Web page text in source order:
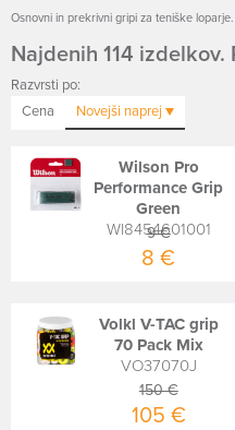
Osnovni in prekrivni gripi za teniške loparje.
Najdenih 114 izdelkov.
Razvrsti po:
Cena
Novejši naprej
Wilson Pro
Performance Grip
Green
WI8454601001
9 €
8 €
Volkl V-TAC grip
70 Pack Mix
VO37070J
150 €
105 €